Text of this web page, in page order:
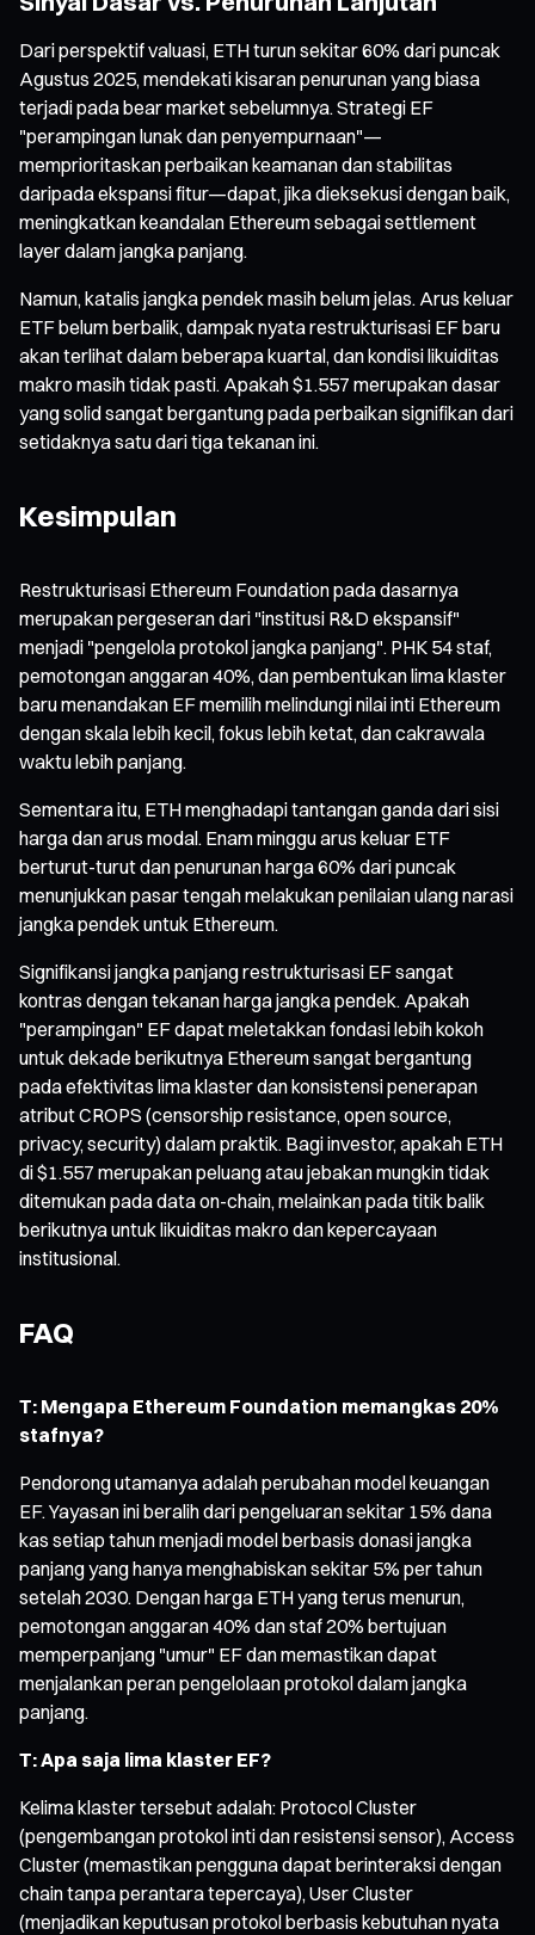
Dari perspektif valuasi, ETH turun sekitar 60% dari puncak
Agustus 2025, mendekati kisaran penurunan yang biasa
terjadi pada bear market sebelumnya. Strategi EF
"perampingan lunak dan penyempurnaan"—
memprioritaskan perbaikan keamanan dan stabilitas
daripada ekspansi fitur—dapat, jika dieksekusi dengan baik,
meningkatkan keandalan Ethereum sebagai settlement
layer dalam jangka panjang.
Namun, katalis jangka pendek masih belum jelas. Arus keluar
ETF belum berbalik, dampak nyata restrukturisasi EF baru
akan terlihat dalam beberapa kuartal, dan kondisi likuiditas
makro masih tidak pasti. Apakah $1.557 merupakan dasar
yang solid sangat bergantung pada perbaikan signifikan dari
setidaknya satu dari tiga tekanan ini.
Kesimpulan
Restrukturisasi Ethereum Foundation pada dasarnya
merupakan pergeseran dari "institusi R&D ekspansif"
menjadi "pengelola protokol jangka panjang". PHK 54 staf,
pemotongan anggaran 40%, dan pembentukan lima klaster
baru menandakan EF memilih melindungi nilai inti Ethereum
dengan skala lebih kecil, fokus lebih ketat, dan cakrawala
waktu lebih panjang.
Sementara itu, ETH menghadapi tantangan ganda dari sisi
harga dan arus modal. Enam minggu arus keluar ETF
berturut-turut dan penurunan harga 60% dari puncak
menunjukkan pasar tengah melakukan penilaian ulang narasi
jangka pendek untuk Ethereum.
Signifikansi jangka panjang restrukturisasi EF sangat
kontras dengan tekanan harga jangka pendek. Apakah
"perampingan" EF dapat meletakkan fondasi lebih kokoh
untuk dekade berikutnya Ethereum sangat bergantung
pada efektivitas lima klaster dan konsistensi penerapan
atribut CROPS (censorship resistance, open source,
privacy, security) dalam praktik. Bagi investor, apakah ETH
di $1.557 merupakan peluang atau jebakan mungkin tidak
ditemukan pada data on-chain, melainkan pada titik balik
berikutnya untuk likuiditas makro dan kepercayaan
institusional.
FAQ
T: Mengapa Ethereum Foundation memangkas 20%
stafnya?
Pendorong utamanya adalah perubahan model keuangan
EF. Yayasan ini beralih dari pengeluaran sekitar 15% dana
kas setiap tahun menjadi model berbasis donasi jangka
panjang yang hanya menghabiskan sekitar 5% per tahun
setelah 2030. Dengan harga ETH yang terus menurun,
pemotongan anggaran 40% dan staf 20% bertujuan
memperpanjang "umur" EF dan memastikan dapat
menjalankan peran pengelolaan protokol dalam jangka
panjang.
T: Apa saja lima klaster EF?
Kelima klaster tersebut adalah: Protocol Cluster
(pengembangan protokol inti dan resistensi sensor), Access
Cluster (memastikan pengguna dapat berinteraksi dengan
chain tanpa perantara tepercaya), User Cluster
(menjadikan keputusan protokol berbasis kebutuhan nyata